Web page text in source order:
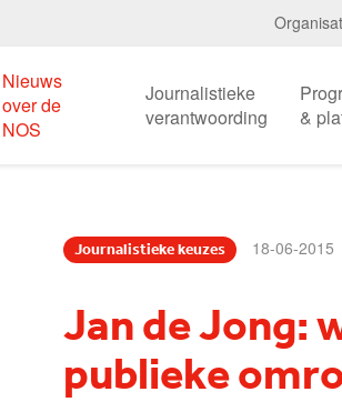
Nieuws
over de
NOS
Journalistieke
verantwoording
&
Journalistieke keuzes 18-06-2015
Jan de Jong:
publieke